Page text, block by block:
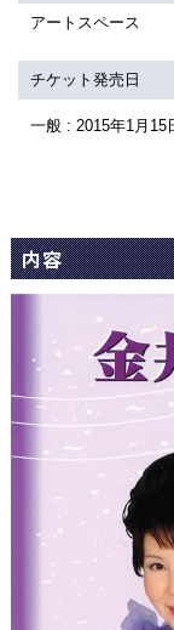
座席表
プラットニュー
サイトマ
アートスペース
チケット発売日
一般 : 2015年1月15
内容